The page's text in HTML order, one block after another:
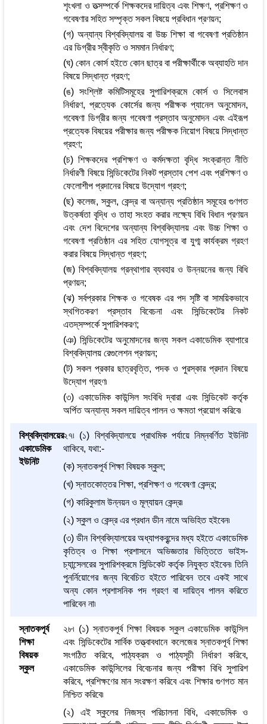
শৃংখলা ও তত্সম্পর্কে শিক্ষকদের দায়িত্ব এবং শিক্ষণ, প্রশিক্ষণ ও
গবেষণার সহিত সম্পৃক্ত সকল বিষয়ে প্রবিধান প্রণয়ন;
(গ) অন্যান্য বিশ্ববিদ্যালয় বা উচ্চ শিক্ষা বা গবেষণা প্রতিষ্ঠান
এর ডিগ্রীর স্বীকৃতি ও সমমান নির্ধারণ;
(ঘ) কোন কোর্স হইতে কোন ছাত্র বা পরীক্ষার্থীকে অব্যাহতি দান
বিষয়ে সিদ্ধান্ত গ্রহণ;
(ঙ) সংশ্লিষ্ট কমিটিসমূহের সুপারিশক্রমে কোর্স ও সিলেবাস
নির্ধারণ, প্রত্যেক কোর্সের জন্য পরীক্ষক প্যানেল অনুমোদন,
গবেষণা ডিগ্রীর জন্য গবেষণা প্রস্তাব অনুমোদন এবং এইরূপ
প্রত্যেক বিষয়ের পরীক্ষার জন্য পরীক্ষক নিয়োগ বিষয়ে সিদ্ধান্ত
গ্রহণ;
(চ) শিক্ষকদের প্রশিক্ষণ ও কর্মদক্ষতা বৃদ্ধি সংক্রান্ত নীতি
নির্ধারণী বিষয়ে সিন্ডিকেটের নিকট প্রস্তাব পেশ এবং প্রশিক্ষণ ও
ফেলোশীপ প্রদানের বিষয়ে উদ্যোগ গ্রহণ;
(ছ) কলেজ, স্কুল, কেন্দ্র বা অন্যান্য প্রতিষ্ঠান সমূহের গুণগত
উত্কর্ষতা বৃদ্ধি ও তাহা সংহত করার লক্ষ্যে বিধি বিধান প্রণয়ন
এবং দেশ বিদেশের অন্যান্য বিশ্ববিদ্যালয় এবং উচ্চ শিক্ষা ও
গবেষণা প্রতিষ্ঠান এর সহিত যোগসূত্র বা যুগ্ম কার্যক্রম গ্রহণ
করার বিষয়ে সিদ্ধান্ত গ্রহণ;
(জ) বিশ্ববিদ্যালয় গ্রন্থাগার ব্যবহার ও উন্নয়নের জন্য বিধি
প্রণয়ন;
(ঝ) সর্বপ্রকার শিক্ষক ও গবেষক এর পদ সৃষ্টি বা সাময়িকভাবে
স্থগিতকরণ প্রস্তাব বিবেচনা এবং সিন্ডিকেটের নিকট
এতদ্‌সম্পর্কে সুপারিশকরণ;
(ঞ) সিন্ডিকেটের অনুমোদনের জন্য সকল একাডেমিক ব্যাপারে
বিশ্ববিদ্যালয় রেগুলেশন প্রণয়ন;
(ট) সকল প্রকার ছাত্রবৃত্তি, পদক ও পুরস্কার প্রদান বিষয়ে
উদ্যোগ গ্রহণ৷
(৩) একাডেমিক কাউন্সিল সংবিধি দ্বারা এবং সিন্ডিকেট কর্তৃক
অর্পিত অন্যান্য সকল দায়িত্ব পালন ও ক্ষমতা প্রয়োগ করিবে৷
বিশ্ববিদ্যালয়ের
একাডেমিক
ইউনিট
২৭৷ (১) বিশ্ববিদ্যালয়ে প্রাথমিক পর্যায়ে নিম্নবর্ণিত ইউনিট
থাকিবে, যথা:-
(ক) স্নাতকপূর্ব শিক্ষা বিষয়ক স্কুল;
(খ) স্নাতকোত্তর শিক্ষা, প্রশিক্ষণ ও গবেষণা কেন্দ্র;
(গ) কারিকুলাম উন্নয়ন ও মূল্যায়ন কেন্দ্র৷
(২) স্কুল ও কেন্দ্র এর প্রধান ডীন নামে অভিহিত হইবেন৷
(৩) ডীন বিশ্ববিদ্যালয়ের অধ্যাপকবৃন্দের মধ্য হইতে একাডেমিক
কৃতিত্ব ও শিক্ষা প্রশাসনে অভিজ্ঞতার ভিত্তিতে ভাইস-
চ্যান্সেলরের সুপারিশক্রমে সিন্ডিকেট কর্তৃক নিযুক্ত হইবেন৷ তিনি
পুনর্নিয়োগের জন্য বিবেচিত হইতে পারিবেন তবে একই সাথে
অন্য কোন প্রশাসনিক পদ গ্রহণ বা দায়িত্ব পালন করিতে
পারিবেন না৷
স্নাতকপূর্ব
শিক্ষা
বিষয়ক
স্কুল
২৮৷ (১) স্নাতকপূর্ব শিক্ষা বিষয়ক স্কুল একাডেমিক কাউন্সিল
এবং সিন্ডিকেটের সার্বিক তত্ত্বাবধানে কলেজের স্নাতকপূর্ব শিক্ষা
সংগঠিত করিবে, পাঠ্যক্রম ও পাঠ্যসূচী নির্ধারণ করিবে,
একাডেমিক কাউন্সিলের বিবেচনার জন্য পরীক্ষা বিধি সুপারিশ
করিবে, প্রশিক্ষণের মান সংরক্ষণ করিবে এবং শিক্ষার গুণগত মান
নিশ্চিত করিবে৷
(২) এই স্কুলের নিজস্ব পরিচালনা বিধি, একাডেমিক ও